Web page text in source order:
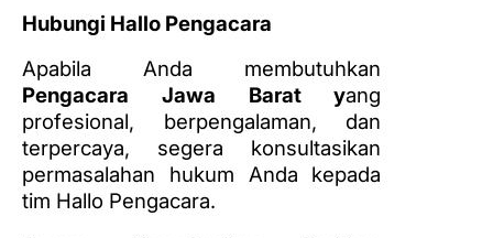
Hubungi Hallo Pengacara
Apabila Anda membutuhkan
Pengacara Jawa Barat yang
profesional, berpengalaman, dan
terpercaya, segera konsultasikan
permasalahan hukum Anda kepada
tim Hallo Pengacara.